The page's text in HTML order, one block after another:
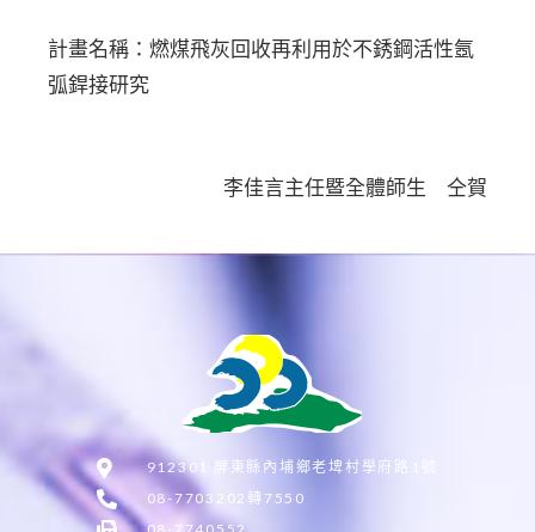
計畫名稱：燃煤飛灰回收再利用於不銹鋼活性氬
弧銲接研究
李佳言主任暨全體師生 仝賀
912301 屏東縣內埔鄉老埤村學府路1號
08-7703202轉7550